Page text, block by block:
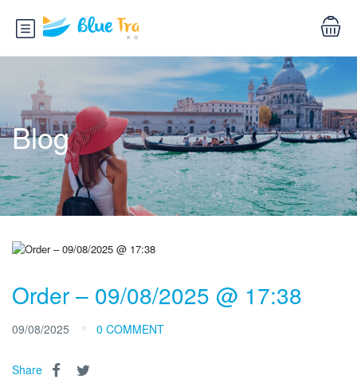
Blog
Order – 09/08/2025 @ 17:38
09/08/2025 0 COMMENT
Share